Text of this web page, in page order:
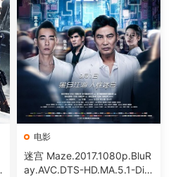
电影
迷宫 Maze.2017.1080p.BluR
ay.AVC.DTS-HD.MA.5.1-DiY